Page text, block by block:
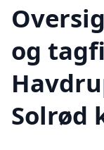
og
Solrød